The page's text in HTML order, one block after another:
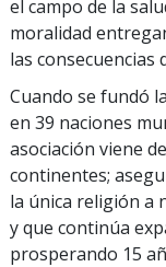
el campo de la
moralidad
las consecuencias
Cuando se fundó
en 39 naciones
asociación viene
continentes;
la única religión a
y que continúa
prosperando 15